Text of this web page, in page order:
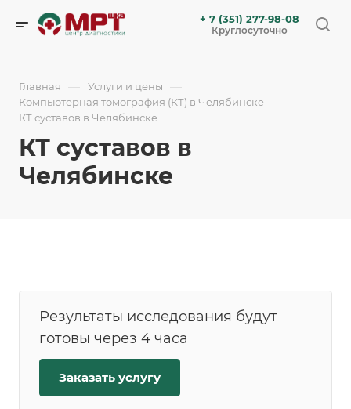
+ 7 (351) 277-98-08
Круглосуточно
Главная — Услуги и цены —
Компьютерная томография (КТ) в Челябинске —
КТ суставов в Челябинске
КТ суставов в
Челябинске
Результаты исследования будут
готовы через 4 часа
Заказать услугу